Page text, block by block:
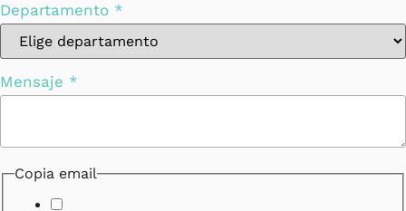
Departamento *
Mensaje *
Copia email